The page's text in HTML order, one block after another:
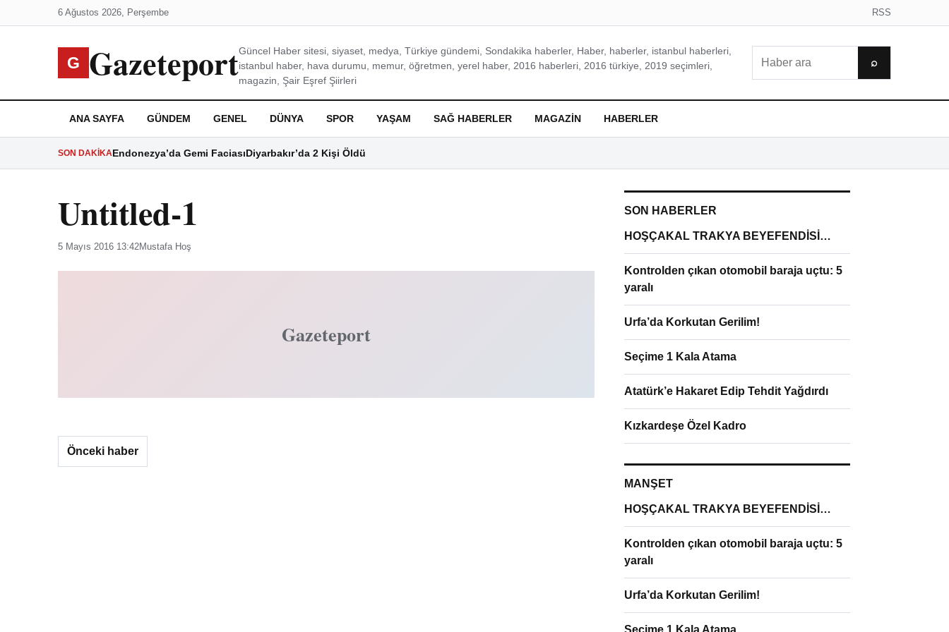
6 Ağustos 2026, Perşembe RSS
G GazeteportGüncel Haber sitesi, siyaset, medya, Türkiye gündemi, Sondakika haberler, Haber, haberler, istanbul haberleri,
istanbul haber, hava durumu, memur, öğretmen, yerel haber, 2016 haberleri, 2016 türkiye, 2019 seçimleri,
magazin, Şair Eşref Şiirleri
⌕
ANA SAYFA GÜNDEM GENEL DÜNYA SPOR YAŞAM SAĞ HABERLER MAGAZIN HABERLER
SON DAKIKAEndonezya’da Gemi FaciasıDiyarbakır’da 2 Kişi Öldü
Untitled-1
5 Mayıs 2016 13:42Mustafa Hoş
Gazeteport
Önceki haber
SON HABERLER
HOŞÇAKAL TRAKYA BEYEFENDİSİ…
Kontrolden çıkan otomobil baraja uçtu: 5
yaralı
Urfa’da Korkutan Gerilim!
Seçime 1 Kala Atama
Atatürk’e Hakaret Edip Tehdit Yağdırdı
Kızkardeşe Özel Kadro
MANŞET
HOŞÇAKAL TRAKYA BEYEFENDİSİ…
Kontrolden çıkan otomobil baraja uçtu: 5
yaralı
Urfa’da Korkutan Gerilim!
Seçime 1 Kala Atama